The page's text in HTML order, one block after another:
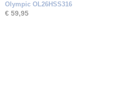
Olympic OL26HSS316
€ 59,95